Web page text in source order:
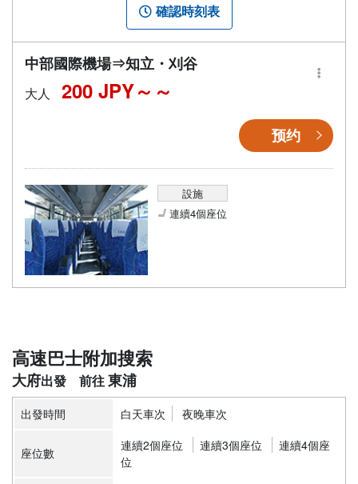
確認時刻表
中部國際機場⇒知立・刈谷
大人 200 JPY～
预约
設施
連續4個座位
高速巴士附加搜索
大府 東浦
出發時間 白天車次 夜晚車次
座位數 連續2個座位 連續3個座位
連續4個座
位